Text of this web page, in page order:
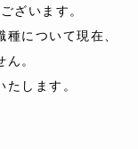
ざいます。
種について現在、
。
たします。